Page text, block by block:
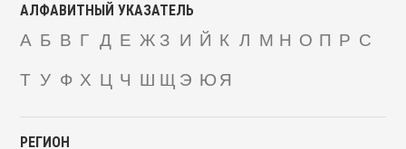
АЛФАВИТНЫЙ УКАЗАТЕЛЬ
А Б В Г Д Е Ж З И Й К Л М Н О П Р С
Т У Ф Х Ц Ч Ш Щ Э ЮЯ
РЕГИОН